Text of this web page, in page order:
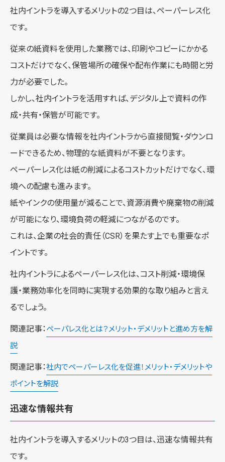
社内イントラを導入するメリットの2つ目は、ペーパーレス化
です。
従来の紙資料を使用した業務では、印刷やコピーにかかる
コストだけでなく、保管場所の確保や配布作業にも時間と労
力が必要でした。
しかし、社内イントラを活用すれば、デジタル上で資料の作
成・共有・保管が可能です。
従業員は必要な情報を社内イントラから直接閲覧・ダウンロ
ードできるため、物理的な紙資料が不要となります。
ペーパーレス化は紙の削減によるコストカットだけでなく、環
境への配慮も進みます。
紙やインクの使用量が減ることで、資源消費や廃棄物の削減
が可能になり、環境負荷の軽減につながるのです。
これは、企業の社会的責任（CSR）を果たす上でも重要なポ
イントです。
社内イントラによるペーパーレス化は、コスト削減・環境保
護・業務効率化を同時に実現する効果的な取り組みと言え
るでしょう。
関連記事： ペーパレス化とは？メリット・デメリットと進め方を解
説
関連記事：社内でペーパーレス化を促進！メリット・デメリットや
ポイントを解説
迅速な情報共有
社内イントラを導入するメリットの3つ目は、迅速な情報共有
です。